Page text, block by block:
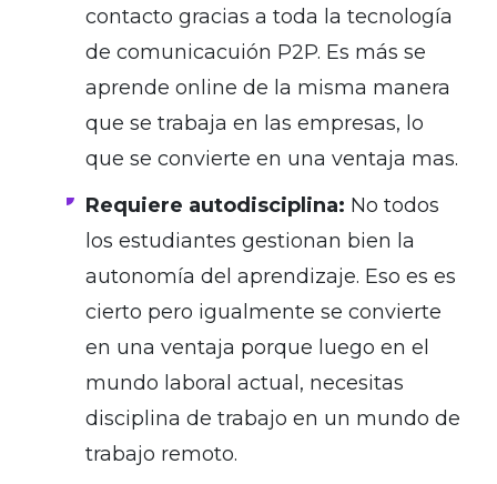
contacto gracias a toda la tecnología
de comunicacuión P2P. Es más se
aprende online de la misma manera
que se trabaja en las empresas, lo
que se convierte en una ventaja mas.
Requiere autodisciplina: No todos
los estudiantes gestionan bien la
autonomía del aprendizaje. Eso es es
cierto pero igualmente se convierte
en una ventaja porque luego en el
mundo laboral actual, necesitas
disciplina de trabajo en un mundo de
trabajo remoto.